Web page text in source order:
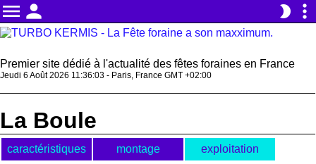
menu person brightness_2 more_vert
Premier site dédié à l'actualité des fêtes foraines en France
Jeudi 6 Août 2026 11:36:03 - Paris, France GMT +02:00
La Boule
caractéristiques montage exploitation